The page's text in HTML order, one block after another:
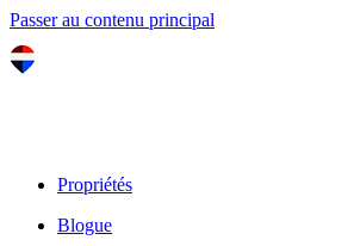
Passer au contenu principal
Propriétés
Blogue